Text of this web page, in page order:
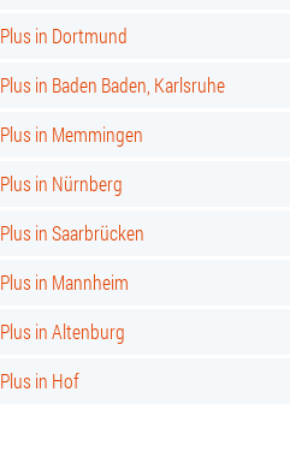
in Dortmund
in Baden Baden, Karlsruhe
in Memmingen
in Nürnberg
in Saarbrücken
in Mannheim
in Altenburg
in Hof